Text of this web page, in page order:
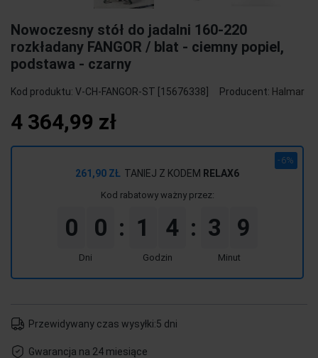
Nowoczesny stół do jadalni 160-220
rozkładany FANGOR / blat - ciemny popiel,
podstawa - czarny
Kod produktu: V-CH-FANGOR-ST [15676338] Producent: Halmar
4 364,99 zł
261,90 ZŁ TANIEJ Z KODEM RELAX6
Kod rabatowy ważny przez:
-6%
0 0
Dni
: 1 4
Godzin
: 3 9
Minut
Przewidywany czas wysyłki:5 dni
Gwarancja na 24 miesiące